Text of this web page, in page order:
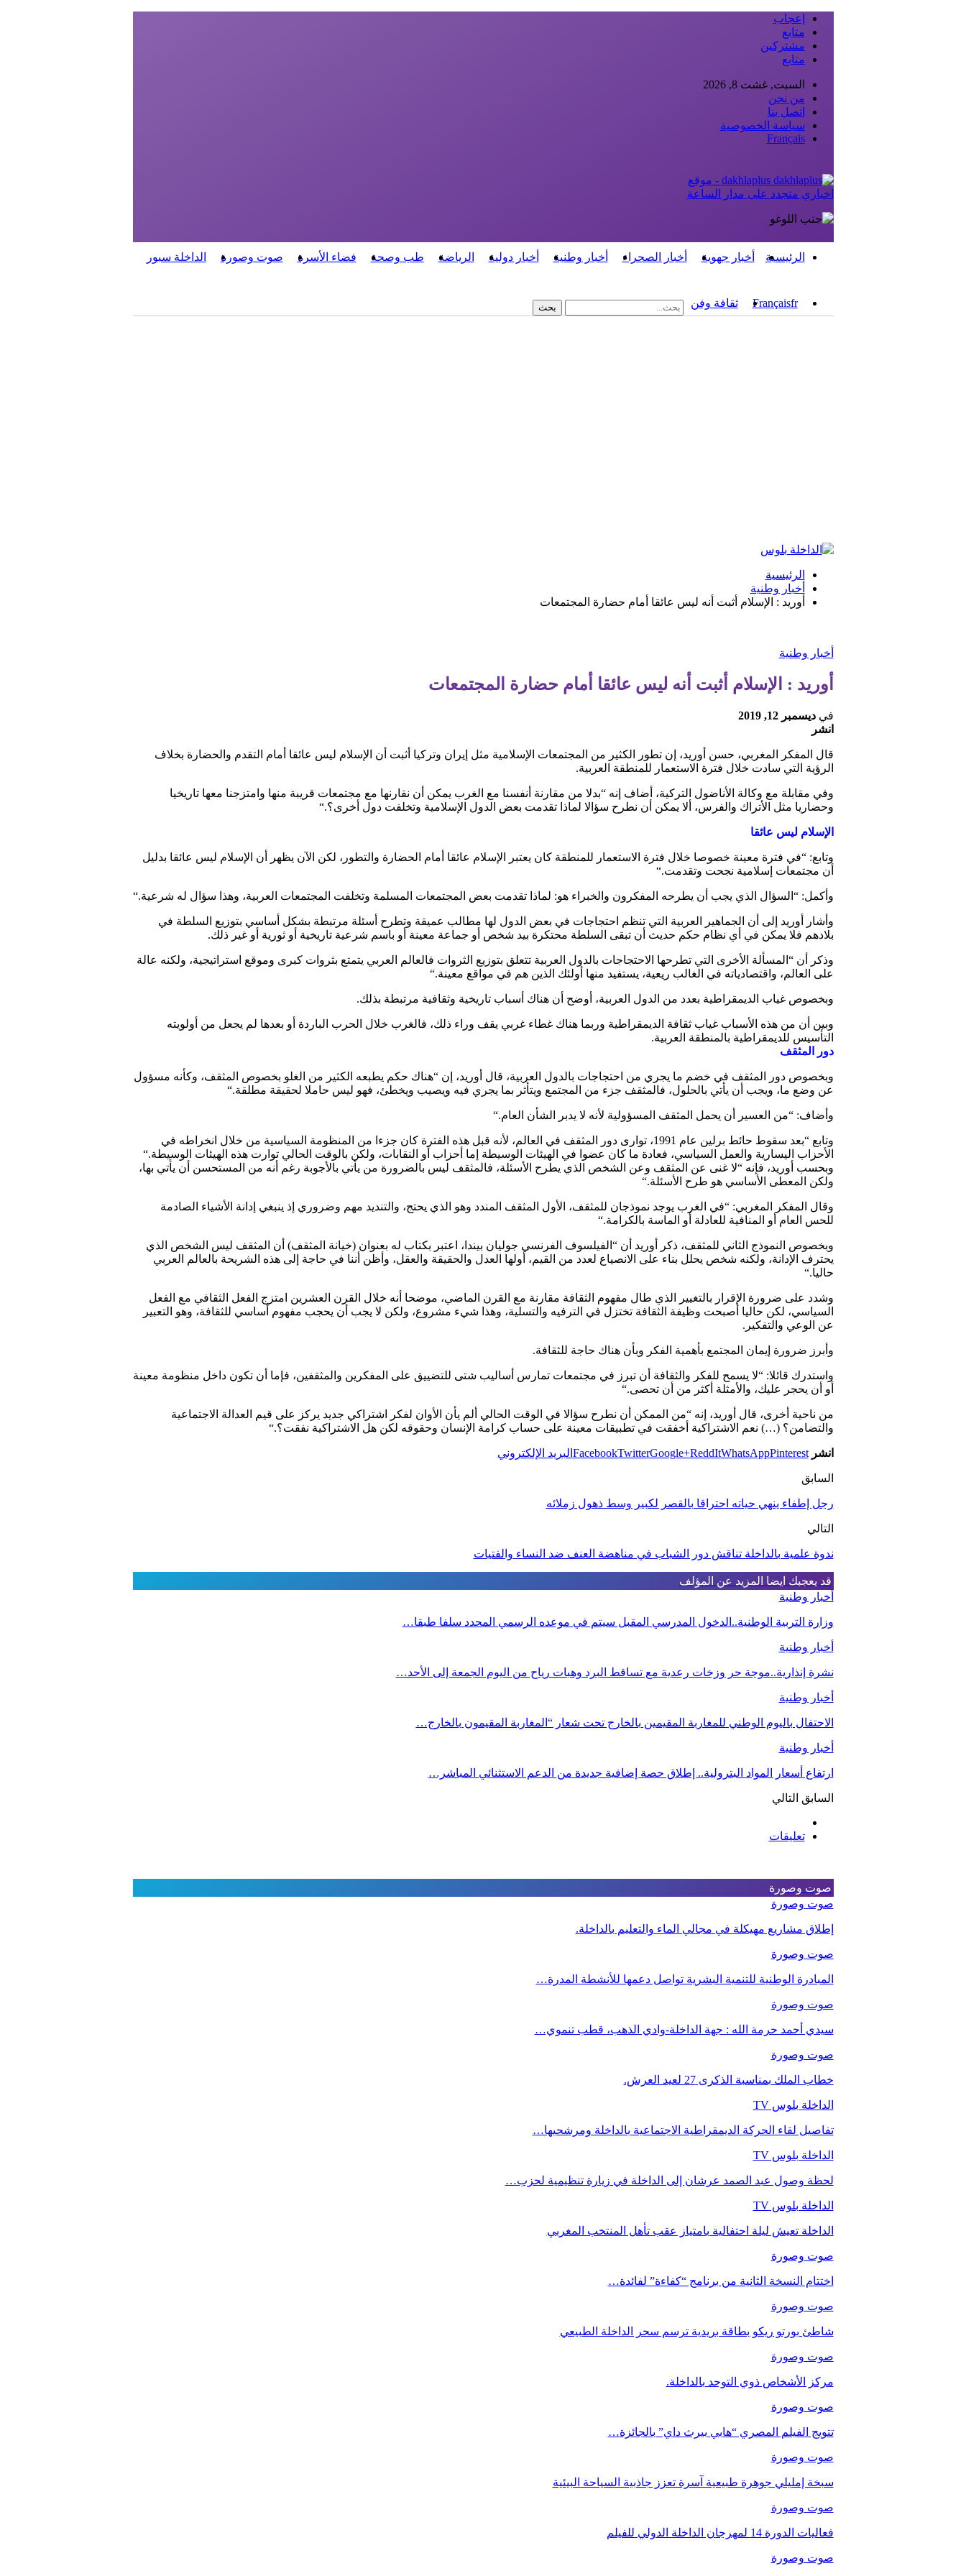
إعجاب
متابع
مشتركين
متابع
السبت, غشت 8, 2026
من نحن
اتصل بنا
سياسة الخصوصية
Français
dakhlaplus - موقع
اخباري متجدد على مدار الساعة
الرئيسية أخبار جهوية أخبار الصحراء أخبار وطنية أخبار دولية الرياضة طب وصحة فضاء الأسرة صوت وصورة الداخلة سبور
Françaisfr ثقافة وفن
الرئيسية
أخبار وطنية
أوريد : الإسلام أثبت أنه ليس عائقا أمام حضارة المجتمعات
أخبار وطنية
أوريد : الإسلام أثبت أنه ليس عائقا أمام حضارة المجتمعات
فيديسمبر 12, 2019
انشر
قال المفكر المغربي، حسن أوريد، إن تطور الكثير من المجتمعات الإسلامية مثل إيران وتركيا أثبت أن الإسلام ليس عائقا أمام التقدم والحضارة بخلاف
الرؤية التي سادت خلال فترة الاستعمار للمنطقة العربية.
وفي مقابلة مع وكالة الأناضول التركية، أضاف إنه “بدلا من مقارنة أنفسنا مع الغرب يمكن أن نقارنها مع مجتمعات قريبة منها وامتزجنا معها تاريخيا
وحضاريا مثل الأتراك والفرس، ألا يمكن أن نطرح سؤالا لماذا تقدمت بعض الدول الإسلامية وتخلفت دول أخرى؟“.
الإسلام ليس عائقا
وتابع: “في فترة معينة خصوصا خلال فترة الاستعمار للمنطقة كان يعتبر الإسلام عائقا أمام الحضارة والتطور، لكن الآن يظهر أن الإسلام ليس عائقا بدليل
أن مجتمعات إسلامية نجحت وتقدمت“.
وأكمل: “السؤال الذي يجب أن يطرحه المفكرون والخبراء هو: لماذا تقدمت بعض المجتمعات المسلمة وتخلفت المجتمعات العربية، وهذا سؤال له شرعية“.
وأشار أوريد إلى أن الجماهير العربية التي تنظم احتجاجات في بعض الدول لها مطالب عميقة وتطرح أسئلة مرتبطة بشكل أساسي بتوزيع السلطة في
بلادهم فلا يمكن في أي نظام حكم حديث أن تبقى السلطة محتكرة بيد شخص أو جماعة معينة أو باسم شرعية تاريخية أو ثورية أو غير ذلك.
وذكر أن “المسألة الأخرى التي تطرحها الاحتجاجات بالدول العربية تتعلق بتوزيع الثروات فالعالم العربي يتمتع بثروات كبرى وموقع استراتيجية، ولكنه عالة
على العالم، واقتصادياته في الغالب ريعية، يستفيد منها أولئك الذين هم في مواقع معينة“.
وبخصوص غياب الديمقراطية بعدد من الدول العربية، أوضح أن هناك أسباب تاريخية وثقافية مرتبطة بذلك.
وبين أن من هذه الأسباب غياب ثقافة الديمقراطية وربما هناك غطاء غربي يقف وراء ذلك، فالغرب خلال الحرب الباردة أو بعدها لم يجعل من أولويته
التأسيس للديمقراطية بالمنطقة العربية.
دور المثقف
وبخصوص دور المثقف في خضم ما يجري من احتجاجات بالدول العربية، قال أوريد، إن “هناك حكم يطبعه الكثير من الغلو بخصوص المثقف، وكأنه مسؤول
عن وضع ما، ويجب أن يأتي بالحلول، فالمثقف جزء من المجتمع ويتأثر بما يجري فيه ويصيب ويخطئ، فهو ليس حاملا لحقيقة مطلقة“.
وأضاف: “من العسير أن يحمل المثقف المسؤولية لأنه لا يدبر الشأن العام“.
وتابع “بعد سقوط حائط برلين عام 1991، توارى دور المثقف في العالم، لأنه قبل هذه الفترة كان جزءا من المنظومة السياسية من خلال انخراطه في
الأحزاب اليسارية والعمل السياسي، فعادة ما كان عضوا في الهيئات الوسيطة إما أحزاب أو النقابات، ولكن بالوقت الحالي توارت هذه الهيئات الوسيطة“.
وبحسب أوريد، فإنه “لا غنى عن المثقف وعن الشخص الذي يطرح الأسئلة، فالمثقف ليس بالضرورة من يأتي بالأجوبة رغم أنه من المستحسن أن يأتي بها،
ولكن المعطى الأساسي هو طرح الأسئلة“.
وقال المفكر المغربي: “في الغرب يوجد نموذجان للمثقف، الأول المثقف المندد وهو الذي يحتج، والتنديد مهم وضروري إذ ينبغي إدانة الأشياء الصادمة
للحس العام أو المنافية للعادلة أو الماسة بالكرامة“.
وبخصوص النموذج الثاني للمثقف، ذكر أوريد أن “الفيلسوف الفرنسي جوليان بيندا، اعتبر بكتاب له بعنوان (خيانة المثقف) أن المثقف ليس الشخص الذي
يحترف الإدانة، ولكنه شخص يحلل بناء على الانصياع لعدد من القيم، أولها العدل والحقيقة والعقل، وأظن أننا في حاجة إلى هذه الشريحة بالعالم العربي
حاليا“.
وشدد على ضرورة الإقرار بالتغيير الذي طال مفهوم الثقافة مقارنة مع القرن الماضي، موضحا أنه خلال القرن العشرين امتزج الفعل الثقافي مع الفعل
السياسي، لكن حاليا أصبحت وظيفة الثقافة تختزل في الترفيه والتسلية، وهذا شيء مشروع، ولكن لا يجب أن يحجب مفهوم أساسي للثقافة، وهو التعبير
عن الوعي والتفكير .
وأبرز ضرورة إيمان المجتمع بأهمية الفكر وبأن هناك حاجة للثقافة.
واستدرك قائلا: “لا يسمح للفكر والثقافة أن تبرز في مجتمعات تمارس أساليب شتى للتضييق على المفكرين والمثقفين، فإما أن تكون داخل منظومة معينة
أو أن يحجر عليك، والأمثلة أكثر من أن تحصى“.
من ناحية أخرى، قال أوريد، إنه “من الممكن أن نطرح سؤالا في الوقت الحالي ألم يأن الأوان لفكر اشتراكي جديد يركز على قيم العدالة الاجتماعية
والتضامن؟ (…) نعم الاشتراكية أخفقت في تطبيقات معينة على حساب كرامة الإنسان وحقوقه لكن هل الاشتراكية نفقت؟“.
انشر FacebookTwitterGoogle+ReddItWhatsAppPinterest البريد الإلكتروني
السابق
رجل إطفاء ينهي حياته احتراقا بالقصر لكبير وسط ذهول زملائه
التالي
ندوة علمية بالداخلة تناقش دور الشباب في مناهضة العنف ضد النساء والفتيات
قد يعجبك ايضا المزيد عن المؤلف
أخبار وطنية
وزارة التربية الوطنية..الدخول المدرسي المقبل سیتم في موعده الرسمي المحدد سلفا طبقا…
أخبار وطنية
نشرة إنذارية..موجة حر وزخات رعدية مع تساقط البرد وهبات رياح من اليوم الجمعة إلى الأحد…
أخبار وطنية
الاحتفال باليوم الوطني للمغاربة المقيمين بالخارج تحت شعار “المغاربة المقيمون بالخارج…
أخبار وطنية
ارتفاع أسعار المواد البترولية.. إطلاق حصة إضافية جديدة من الدعم الاستثنائي المباشر…
السابق التالي
تعليقات
صوت وصورة
صوت وصورة
إطلاق مشاريع مهيكلة في مجالي الماء والتعليم بالداخلة.
صوت وصورة
المبادرة الوطنية للتنمية البشرية تواصل دعمها للأنشطة المدرة…
صوت وصورة
سيدي أحمد حرمة الله : جهة الداخلة-وادي الذهب، قطب تنموي…
صوت وصورة
خطاب الملك بمناسبة الذكرى 27 لعيد العرش.
الداخلة بلوس TV
تفاصيل لقاء الحركة الديمقراطية الاجتماعية بالداخلة ومرشحيها…
الداخلة بلوس TV
لحظة وصول عبد الصمد عرشان إلى الداخلة في زيارة تنظيمية لحزب…
الداخلة بلوس TV
الداخلة تعيش ليلة احتفالية بامتياز عقب تأهل المنتخب المغربي
صوت وصورة
اختتام النسخة الثانية من برنامج “كفاءة” لفائدة…
صوت وصورة
شاطئ بورتو ريكو بطاقة بريدية ترسم سحر الداخلة الطبيعي
صوت وصورة
مركز الأشخاص ذوي التوحد بالداخلة.
صوت وصورة
تتويج الفيلم المصري “هابي بيرث داي” بالجائزة…
صوت وصورة
سبخة إمليلي جوهرة طبيعية آسرة تعزز جاذبية السياحة البيئية
صوت وصورة
فعاليات الدورة 14 لمهرجان الداخلة الدولي للفيلم
صوت وصورة